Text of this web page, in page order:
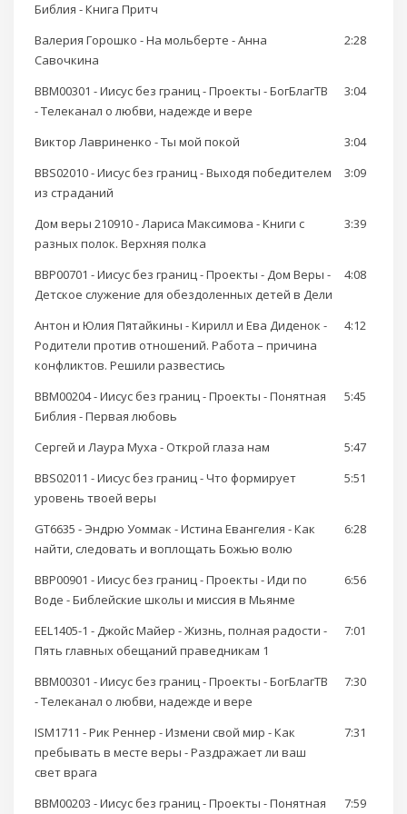
Библия - Книга Притч
Валерия Горошко - На мольберте - Анна
Савочкина
2:28
BBM00301 - Иисус без границ - Проекты - БогБлагТВ
- Телеканал о любви, надежде и вере
3:04
Виктор Лавриненко - Ты мой покой
3:04
BBS02010 - Иисус без границ - Выходя победителем
из страданий
3:09
Дом веры 210910 - Лариса Максимова - Книги с
разных полок. Верхняя полка
3:39
BBP00701 - Иисус без границ - Проекты - Дом Веры -
Детское служение для обездоленных детей в Дели
4:08
Антон и Юлия Пятайкины - Кирилл и Ева Диденок -
Родители против отношений. Работа – причина
конфликтов. Решили развестись
4:12
BBM00204 - Иисус без границ - Проекты - Понятная
Библия - Первая любовь
5:45
Сергей и Лаура Муха - Открой глаза нам
5:47
BBS02011 - Иисус без границ - Что формирует
уровень твоей веры
5:51
GT6635 - Эндрю Уоммак - Истина Евангелия - Как
найти, следовать и воплощать Божью волю
6:28
BBP00901 - Иисус без границ - Проекты - Иди по
Воде - Библейские школы и миссия в Мьянме
6:56
EEL1405-1 - Джойс Майер - Жизнь, полная радости -
Пять главных обещаний праведникам 1
7:01
BBM00301 - Иисус без границ - Проекты - БогБлагТВ
- Телеканал о любви, надежде и вере
7:30
ISM1711 - Рик Реннер - Измени свой мир - Как
пребывать в месте веры - Раздражает ли ваш
свет врага
7:31
BBM00203 - Иисус без границ - Проекты - Понятная
7:59